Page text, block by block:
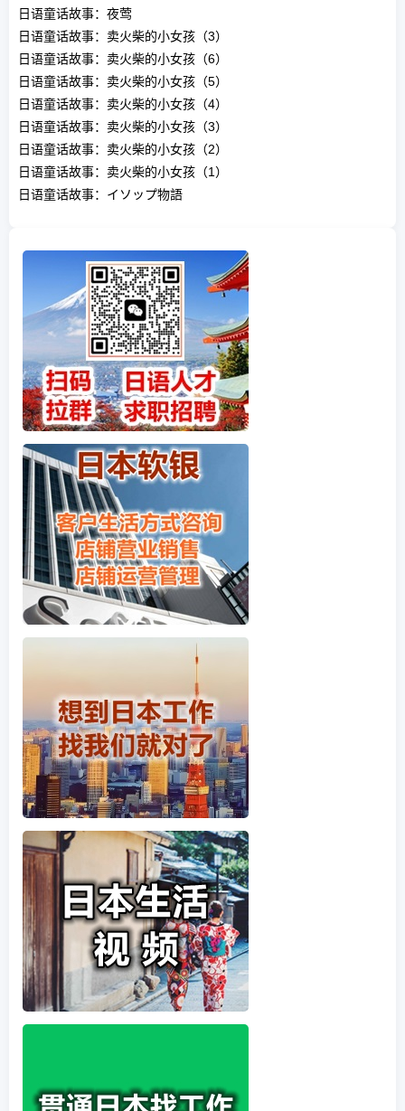
日语童话故事：夜莺
日语童话故事：卖火柴的小女孩（3）
日语童话故事：卖火柴的小女孩（6）
日语童话故事：卖火柴的小女孩（5）
日语童话故事：卖火柴的小女孩（4）
日语童话故事：卖火柴的小女孩（3）
日语童话故事：卖火柴的小女孩（2）
日语童话故事：卖火柴的小女孩（1）
日语童话故事：イソップ物語